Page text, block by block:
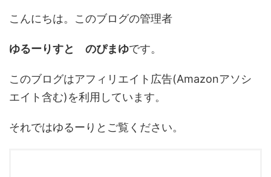
こんにちは。このブログの管理者
ゆるーりすと のぴまゆです。
このブログはアフィリエイト広告(Amazonアソシ
エイト含む)を利用しています。
それではゆるーりとご覧ください。